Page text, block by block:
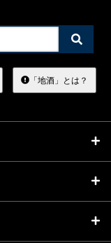
検
索
る
「地酒」とは？